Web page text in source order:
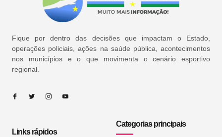
Fique por dentro das decisões que impactam o Estado,
operações policiais, ações na saúde pública, acontecimentos
nos municípios e o que movimenta o cenário esportivo
regional.
Links rápidos
Categorias principais